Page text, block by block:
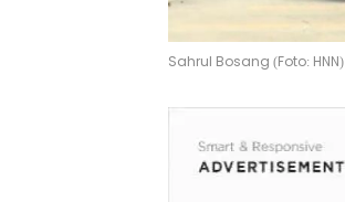
Sahrul Bosang (Foto: HNN)